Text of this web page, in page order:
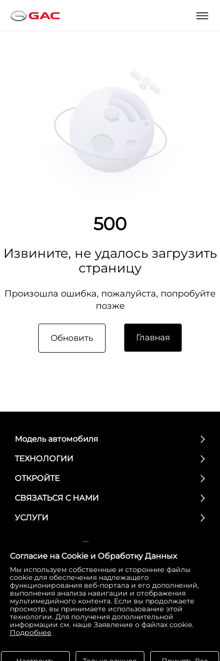
500
Извините, не удалось загрузить
страницу
Произошла ошибка, пожалуйста, попробуйте
позже
Обновить Главная
Модель автомобиля
ТЕХНОЛОГИИ
ОТКРОЙТЕ
СВЯЗАТЬСЯ С НАМИ
УСЛУГИ
E-mail:GACI_CMD_CDS_OF@gac-international.com
Согласие на Cookie и Обработку Данных
Мы используем собственные и сторонние файлы
cookie для обеспечения надлежащего
функционирования веб-портала и его дополнений,
выполнения анализа навигации и отображения
мультимедийного контента. Если вы продолжаете
просмотр, вы принимаете использование этой
технологии. Для получения дополнительной
информации см. наше Заявление о файлах cookie.
Подробнее